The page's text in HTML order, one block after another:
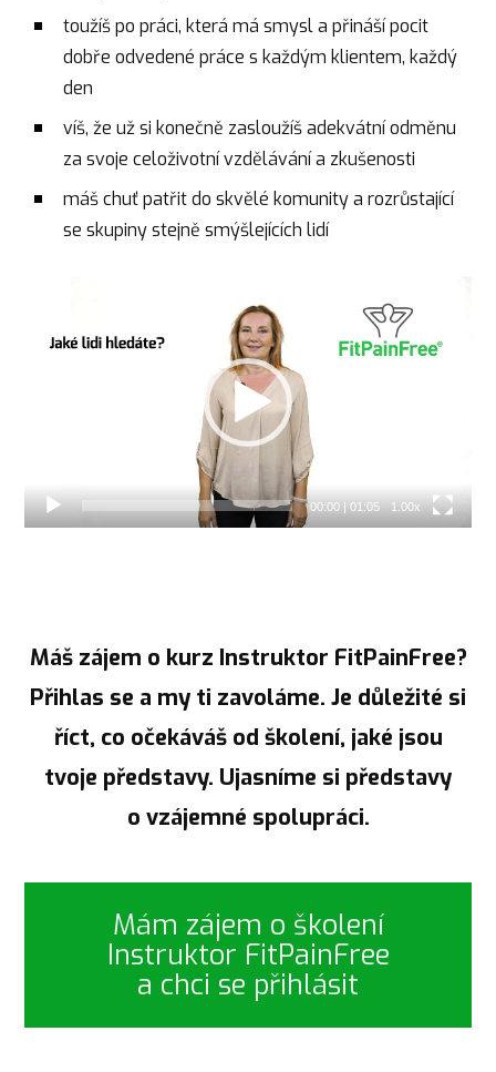
toužíš po práci, která má smysl a přináší pocit
dobře odvedené práce s každým klientem, každý
den
víš, že už si konečně zasloužíš adekvátní odměnu
za svoje celoživotní vzdělávání a zkušenosti
máš chuť patřit do skvělé komunity a rozrůstající
se skupiny stejně smýšlejících lidí
00:00| 01:05 1.00x
Máš zájem o kurz Instruktor FitPainFree?
Přihlas se a my ti zavoláme. Je důležité si
říct, co očekáváš od školení, jaké jsou
tvoje představy. Ujasníme si představy
o vzájemné spolupráci.
Mám zájem o školení
Instruktor FitPainFree
a chci se přihlásit